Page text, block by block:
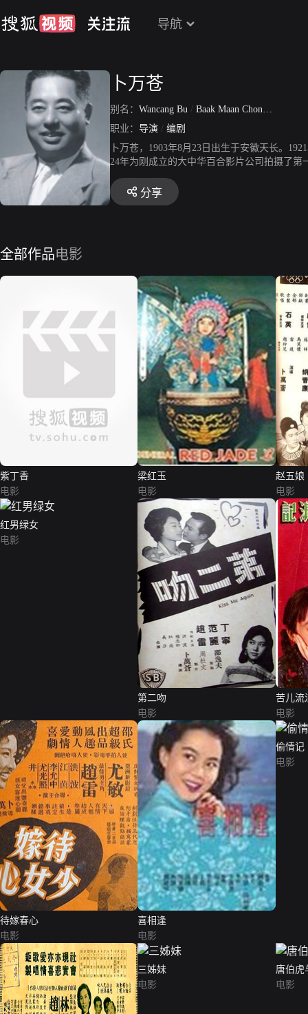
导航
卜万苍
别名： Wancang Bu / Baak Maan Chong /
职业： 导演 / 编剧
卜万苍，1903年8月23日出生于安徽天长。
24年为刚成立的大中华百合影片公司拍摄了
冰清》。第二年，又导演了《挂名的夫妻》
年内导演了《恋爱与义务》、《桃花泣血记
司导演了田汉编剧的《黄金时代》和《凯歌
五娘》之后，退出影坛。1974年12月20日突
分享
全部作品电影
紫丁香
电影
梁红玉
电影
赵五娘
电影
红男绿女
电影
第二吻
电影
苦儿流
电影
待嫁春心
电影
喜相逢
电影
偷情记
电影
三姊妹
电影
唐伯虎
电影